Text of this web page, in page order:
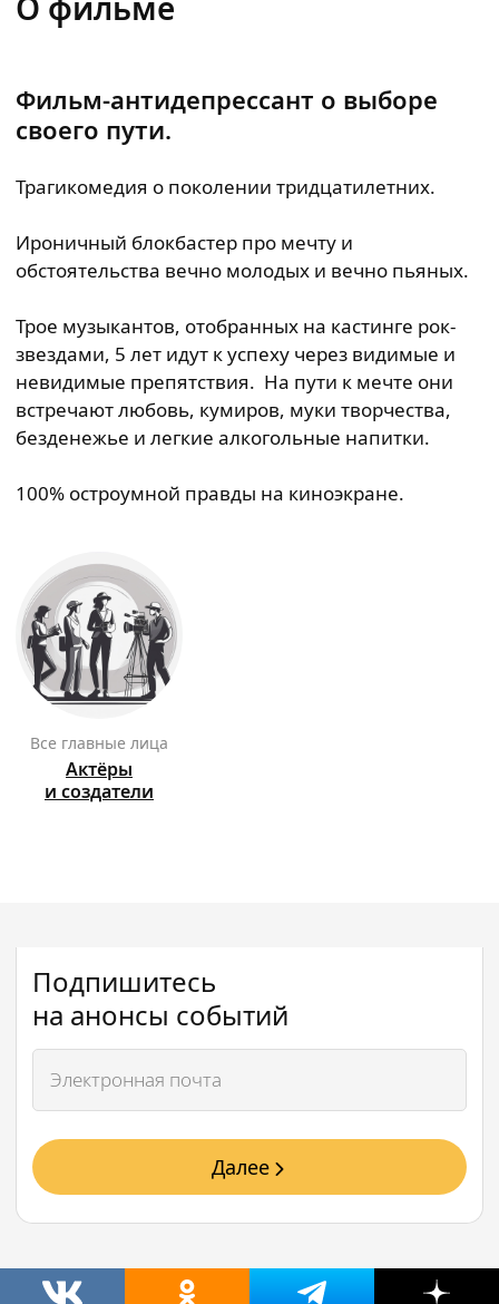
Фильм-антидепрессант о выборе
своего пути.
Трагикомедия о поколении тридцатилетних.
Ироничный блокбастер про мечту и
обстоятельства вечно молодых и вечно пьяных.
Трое музыкантов, отобранных на кастинге рок-
звездами, 5 лет идут к успеху через видимые и
невидимые препятствия. На пути к мечте они
встречают любовь, кумиров, муки творчества,
безденежье и легкие алкогольные напитки.
100% остроумной правды на киноэкране.
Все главные лица
Актёры
и создатели
Подпишитесь
на анонсы событий
Далее